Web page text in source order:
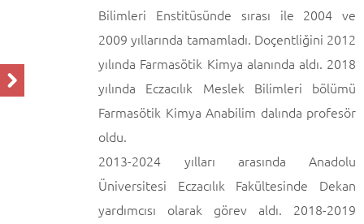
Bilimleri Enstitüsünde sırası ile 2004 ve
2009 yıllarında tamamladı. Doçentliğini 2012
yılında Farmasötik Kimya alanında aldı. 2018
yılında Eczacılık Meslek Bilimleri bölümü
Farmasötik Kimya Anabilim dalında profesör
oldu.
2013-2024 yılları arasında Anadolu
Üniversitesi Eczacılık Fakültesinde Dekan
yardımcısı olarak görev aldı. 2018-2019